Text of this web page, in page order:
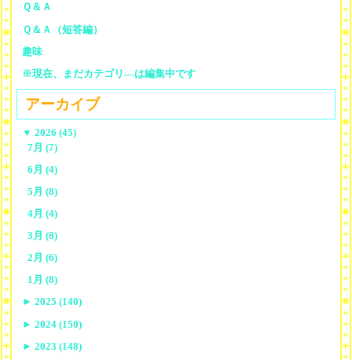
Ｑ＆Ａ
Ｑ＆Ａ（短答編）
趣味
※現在、まだカテゴリ—は編集中です
アーカイブ
▼ 2026 (45)
7月 (7)
6月 (4)
5月 (8)
4月 (4)
3月 (8)
2月 (6)
1月 (8)
► 2025 (140)
► 2024 (150)
► 2023 (148)